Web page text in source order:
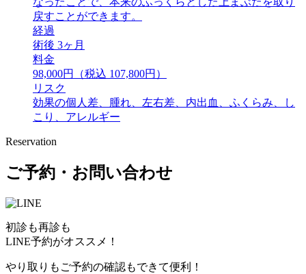
戻すことができます。
経過
術後 3ヶ月
料金
98,000円（税込 107,800円）
リスク
効果の個人差、腫れ、左右差、内出血、ふくらみ、し
こり、アレルギー
Reservation
ご予約・お問い合わせ
初診も再診も
LINE予約がオススメ！
やり取りもご予約の確認もできて便利！